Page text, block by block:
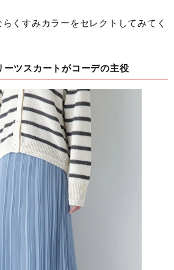
くすみカラーをセレクトしてみてく
ーツスカートがコーデの主役